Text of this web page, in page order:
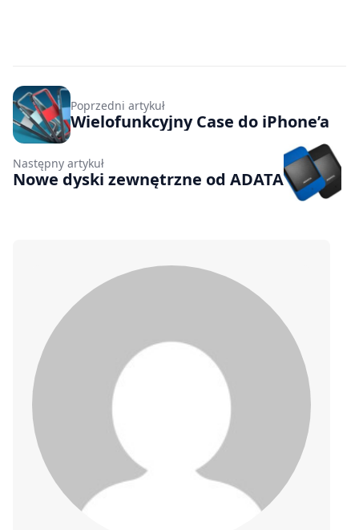
Poprzedni artykuł
Wielofunkcyjny Case do iPhone’a
Następny artykuł
Nowe dyski zewnętrzne od ADATA